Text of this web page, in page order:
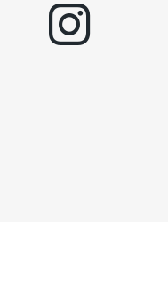
instagram